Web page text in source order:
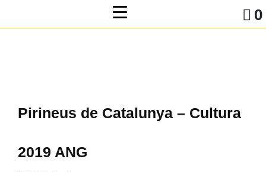
0
Pirineus de Catalunya – Cultura
2019 ANG